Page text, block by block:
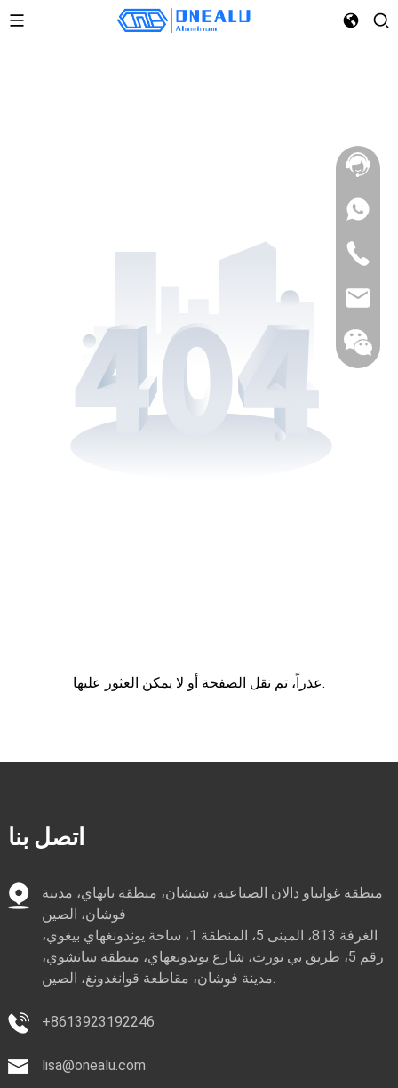
عذراً، تم نقل الصفحة أو لا يمكن العثور عليها.
اتصل بنا
منطقة غوانياو دالان الصناعية، شيشان، منطقة نانهاي، مدينة
فوشان، الصين
الغرفة 813، المبنى 5، المنطقة 1، ساحة يوندونغهاي بيغوي،
رقم 5، طريق يي نورث، شارع يوندونغهاي، منطقة سانشوي،
مدينة فوشان، مقاطعة قوانغدونغ، الصين.
+8613923192246
lisa@onealu.com